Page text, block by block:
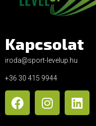
Kapcsolat
iroda@sport-levelup.hu
+36 30 415 9944